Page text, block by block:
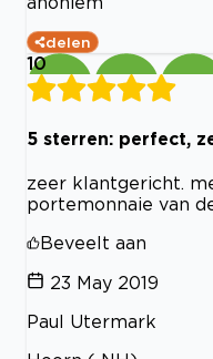
delen
10
5 sterren: perfect,
zeer klantgericht.
portemonnaie van
Beveelt aan
23 May 2019
Paul Utermark